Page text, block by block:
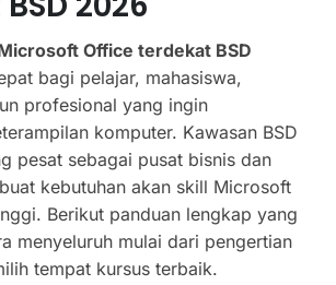
Office terdekat BSD
bagi pelajar, mahasiswa,
profesional yang ingin
komputer. Kawasan BSD
pesat sebagai pusat bisnis dan
kebutuhan akan skill Microsoft
Berikut panduan lengkap yang
menyeluruh mulai dari pengertian
tempat kursus terbaik.